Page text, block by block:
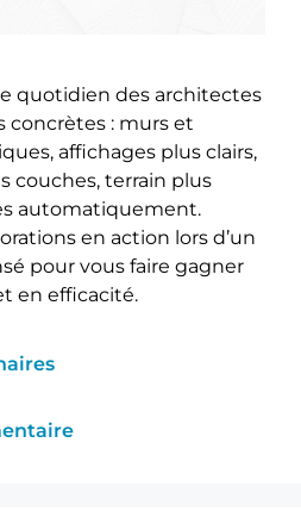
quotidien des architectes
concrètes : murs et
affichages plus clairs,
couches, terrain plus
automatiquement.
en action lors d’un
pour vous faire gagner
en efficacité.